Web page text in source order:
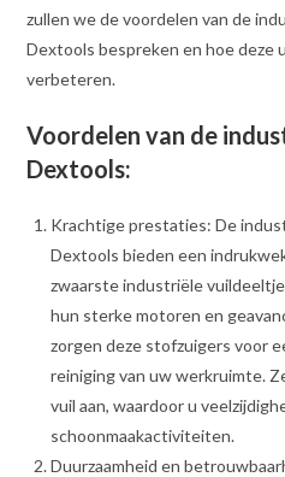
zullen we de voordelen van de
Dextools bespreken en hoe deze
verbeteren.
Voordelen van de
Dextools:
Krachtige prestaties: De
Dextools bieden een
zwaarste industriële
hun sterke motoren en
zorgen deze stofzuigers voor
reiniging van uw werkruimte.
vuil aan, waardoor u
schoonmaakactiviteiten.
Duurzaamheid en